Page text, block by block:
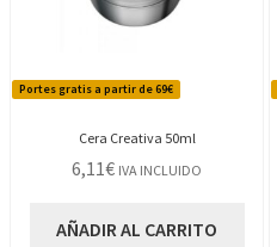
Portes gratis a partir de 69€
Cera Creativa 50ml
6,11€ IVA INCLUIDO
AÑADIR AL CARRITO